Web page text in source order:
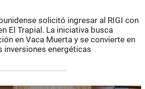
solicitó ingresar al RIGI con
El Trapial. La iniciativa busca
en Vaca Muerta y se convierte en
inversiones energéticas